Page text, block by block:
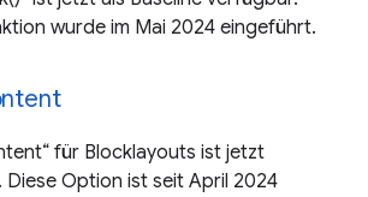
wurde im Mai 2024 eingeführt.
für Blocklayouts ist jetzt
Diese Option ist seit April 2024